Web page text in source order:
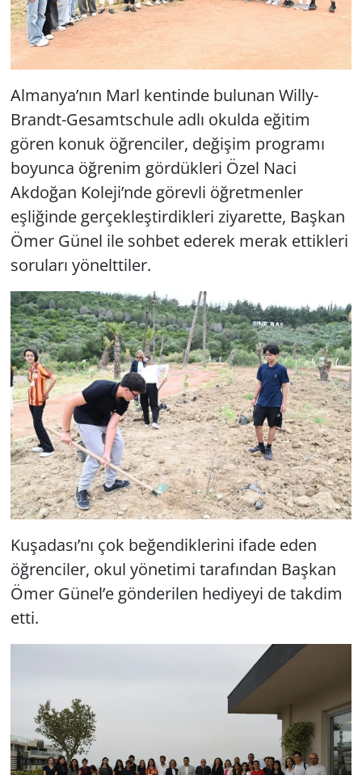
Almanya’nın Marl kentinde bulunan Willy-
Brandt-Gesamtschule adlı okulda eğitim
gören konuk öğrenciler, değişim programı
boyunca öğrenim gördükleri Özel Naci
Akdoğan Koleji’nde görevli öğretmenler
eşliğinde gerçekleştirdikleri ziyarette, Başkan
Ömer Günel ile sohbet ederek merak ettikleri
soruları yönelttiler.
Kuşadası’nı çok beğendiklerini ifade eden
öğrenciler, okul yönetimi tarafından Başkan
Ömer Günel’e gönderilen hediyeyi de takdim
etti.